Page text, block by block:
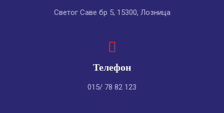
Светог Саве бр 5, 15300, Лозница
Телефон
015/ 78 82 123